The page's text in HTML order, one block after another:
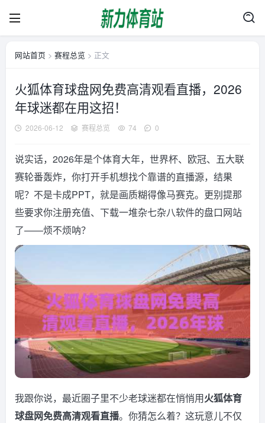
网站首页 > 赛程总览 > 正文
火狐体育球盘网免费高清观看直播，2026
年球迷都在用这招！
2026-06-12 赛程总览 74 0
说实话，2026年是个体育大年，世界杯、欧冠、五大联
赛轮番轰炸，你打开手机想找个靠谱的直播源，结果
呢？不是卡成PPT，就是画质糊得像马赛克。更别提那
些要求你注册充值、下载一堆杂七杂八软件的盘口网站
了——烦不烦呐？
我跟你说，最近圈子里不少老球迷都在悄悄用火狐体育
球盘网免费高清观看直播。你猜怎么着？这玩意儿不仅